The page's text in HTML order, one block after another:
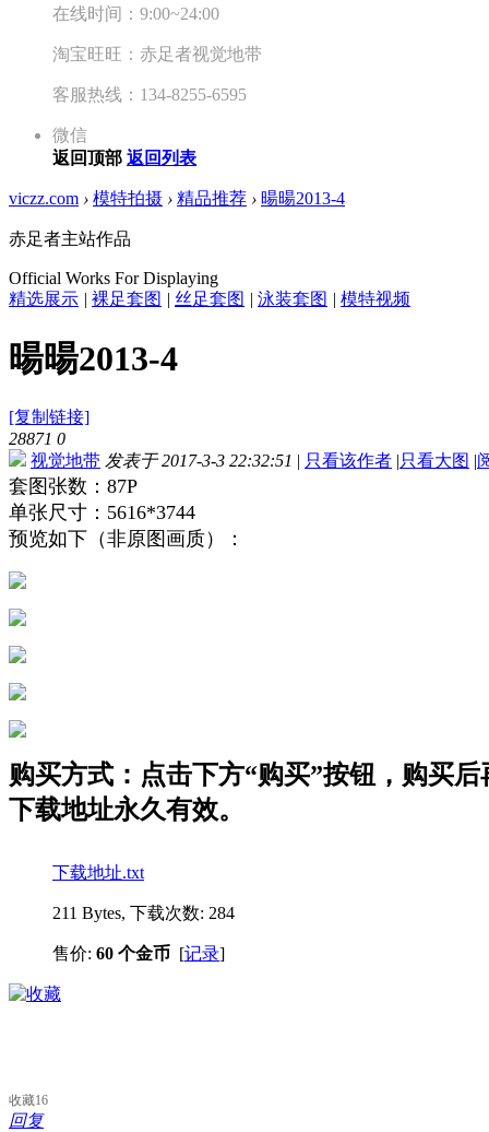
在线时间：9:00~24:00
淘宝旺旺：赤足者视觉地带
客服热线：134-8255-6595
微信
返回顶部 返回列表
viczz.com › 模特拍摄 › 精品推荐 › 暘暘2013-4
赤足者主站作品
Official Works For Displaying
精选展示 | 裸足套图 | 丝足套图 | 泳装套图 | 模特视频
暘暘2013-4
[复制链接]
28871 0
视觉地带 发表于 2017-3-3 22:32:51 | 只看该作者 |只看大图 |
套图张数：87P
单张尺寸：5616*3744
预览如下（非原图画质）：
购买方式：点击下方“购买”按钮，购买
下载地址永久有效。
下载地址.txt
211 Bytes, 下载次数: 284
售价: 60 个金币 [记录]
收藏16
回复